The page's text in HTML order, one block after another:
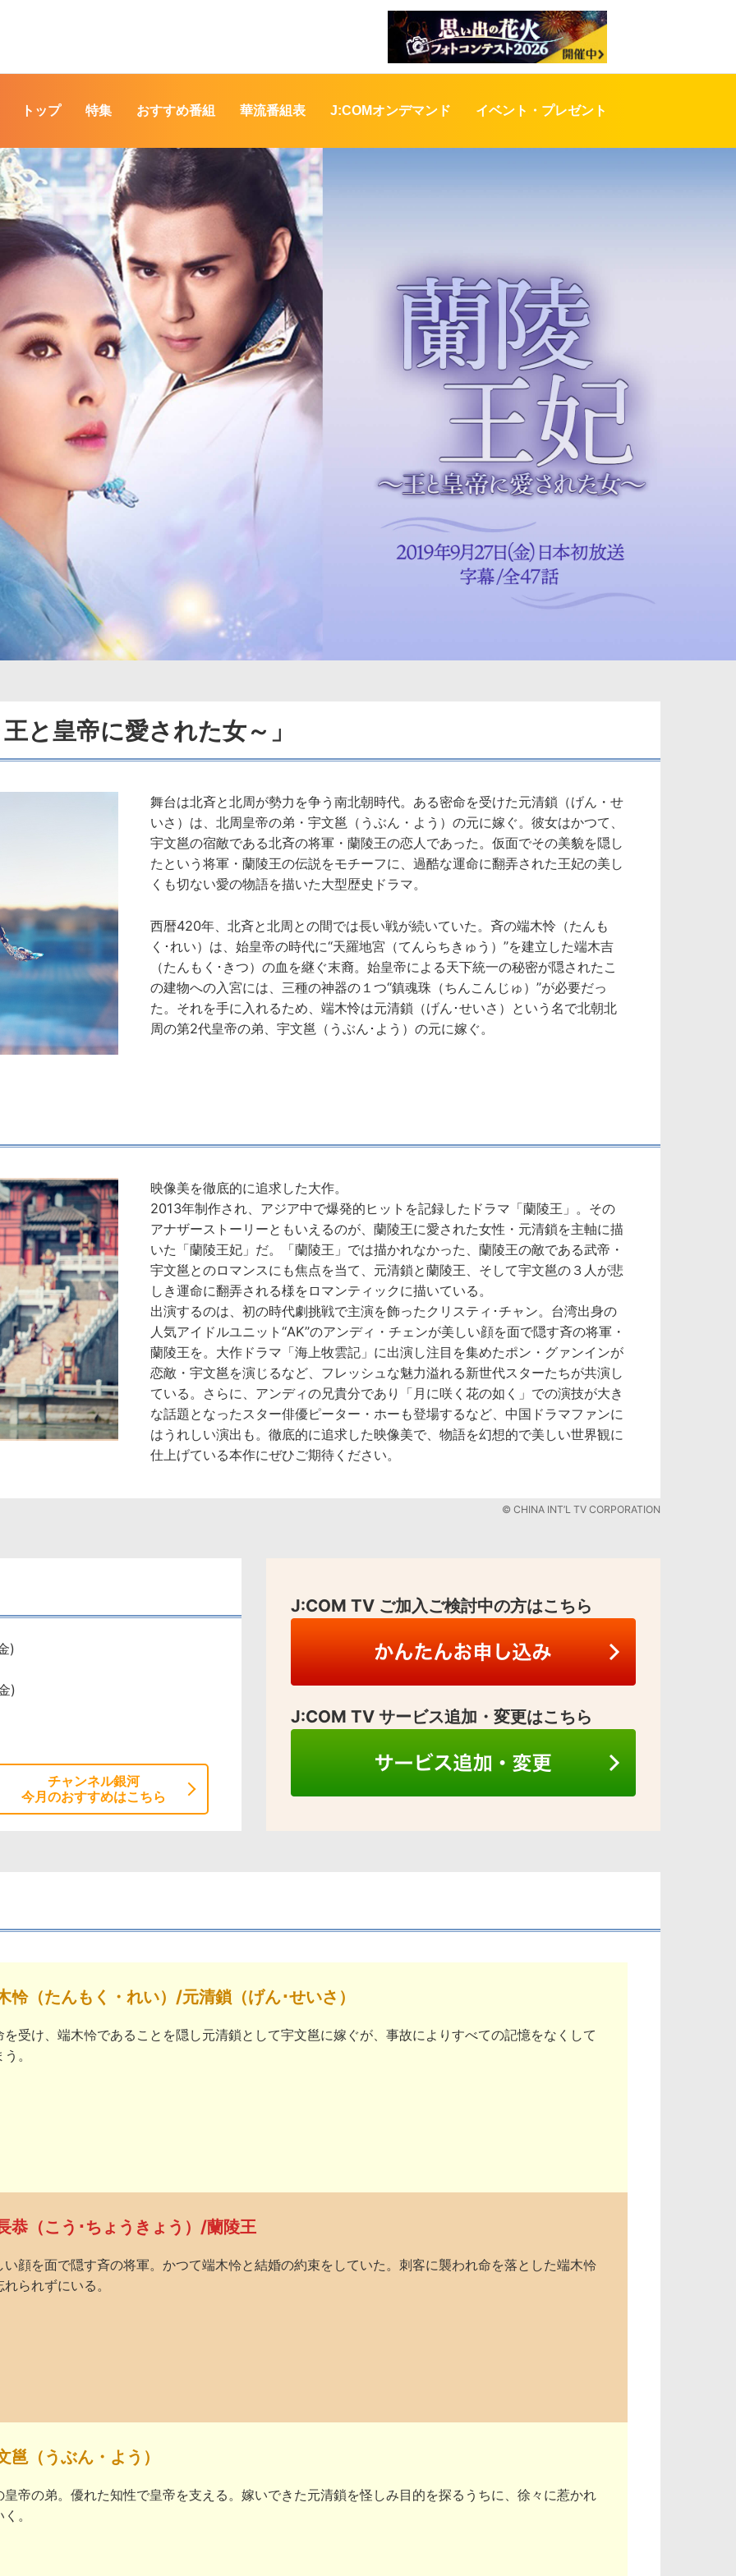
トップ 特集 おすすめ番組 華流番組表 J:COMオンデマンド イベント・プレゼント
と皇帝に愛された女～」
舞台は北斉と北周が勢力を争う南北朝時代。ある密命を受けた元清鎖（げん・せ
いさ）は、北周皇帝の弟・宇文邕（うぶん・よう）の元に嫁ぐ。彼女はかつて、
宇文邕の宿敵である北斉の将軍・蘭陵王の恋人であった。仮面でその美貌を隠し
たという将軍・蘭陵王の伝説をモチーフに、過酷な運命に翻弄された王妃の美し
くも切ない愛の物語を描いた大型歴史ドラマ。
西暦420年、北斉と北周との間では長い戦が続いていた。斉の端木怜（たんも
く･れい）は、始皇帝の時代に“天羅地宮（てんらちきゅう）”を建立した端木吉
（たんもく･きつ）の血を継ぐ末裔。始皇帝による天下統一の秘密が隠されたこ
の建物への入宮には、三種の神器の１つ“鎮魂珠（ちんこんじゅ）”が必要だっ
た。それを手に入れるため、端木怜は元清鎖（げん･せいさ）という名で北朝北
周の第2代皇帝の弟、宇文邕（うぶん･よう）の元に嫁ぐ。
映像美を徹底的に追求した大作。
2013年制作され、アジア中で爆発的ヒットを記録したドラマ「蘭陵王」。その
アナザーストーリーともいえるのが、蘭陵王に愛された女性・元清鎖を主軸に描
いた「蘭陵王妃」だ。「蘭陵王」では描かれなかった、蘭陵王の敵である武帝・
宇文邕とのロマンスにも焦点を当て、元清鎖と蘭陵王、そして宇文邕の３人が悲
しき運命に翻弄される様をロマンティックに描いている。
出演するのは、初の時代劇挑戦で主演を飾ったクリスティ･チャン。台湾出身の
人気アイドルユニット“AK”のアンディ・チェンが美しい顔を面で隠す斉の将軍・
蘭陵王を。大作ドラマ「海上牧雲記」に出演し注目を集めたポン・グァンインが
恋敵・宇文邕を演じるなど、フレッシュな魅力溢れる新世代スターたちが共演し
ている。さらに、アンディの兄貴分であり「月に咲く花の如く」での演技が大き
な話題となったスター俳優ピーター・ホーも登場するなど、中国ドラマファンに
はうれしい演出も。徹底的に追求した映像美で、物語を幻想的で美しい世界観に
仕上げている本作にぜひご期待ください。
© CHINA INT’L TV CORPORATION
)
)
チャンネル銀河
今月のおすすめはこちら
J:COM TV ご加入ご検討中の方はこちら
J:COM TV サービス追加・変更はこちら
怜（たんもく・れい）/元清鎖（げん･せいさ）
を受け、端木怜であることを隠し元清鎖として宇文邕に嫁ぐが、事故によりすべての記憶をなくして
。
恭（こう･ちょうきょう）/蘭陵王
い顔を面で隠す斉の将軍。かつて端木怜と結婚の約束をしていた。刺客に襲われ命を落とした端木怜
れられずにいる。
邕（うぶん・よう）
皇帝の弟。優れた知性で皇帝を支える。嫁いできた元清鎖を怪しみ目的を探るうちに、徐々に惹かれ
。